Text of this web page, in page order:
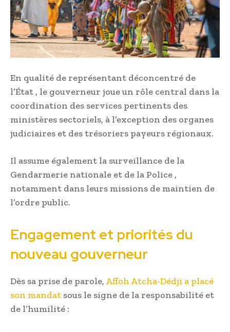
En qualité de représentant déconcentré de
l’État , le gouverneur joue un rôle central dans la
coordination des services pertinents des
ministères sectoriels, à l’exception des organes
judiciaires et des trésoriers payeurs régionaux.
Il assume également la surveillance de la
Gendarmerie nationale et de la Police ,
notamment dans leurs missions de maintien de
l’ordre public.
Engagement et priorités du
nouveau gouverneur
Dès sa prise de parole, Affoh Atcha-Dédji a placé
son mandat sous le signe de la responsabilité et
de l’humilité :